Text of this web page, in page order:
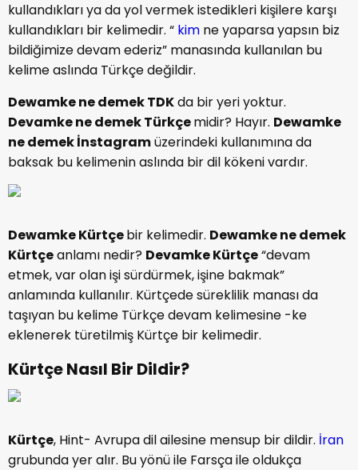
kullandıkları ya da yol vermek istedikleri kişilere karşı
kullandıkları bir kelimedir. “ kim ne yaparsa yapsın biz
bildiğimize devam ederiz” manasında kullanılan bu
kelime aslında Türkçe değildir.
Dewamke ne demek TDKda bir yeri yoktur.
Devamke ne demek Türkçemidir? Hayır. Dewamke
ne demek İnstagramüzerindeki kullanımına da
baksak bu kelimenin aslında bir dil kökeni vardır.
Dewamke Kürtçebir kelimedir. Dewamke ne demek
Kürtçeanlamı nedir? Devamke Kürtçe“devam
etmek, var olan işi sürdürmek, işine bakmak”
anlamında kullanılır. Kürtçede süreklilik manası da
taşıyan bu kelime Türkçe devam kelimesine -ke
eklenerek türetilmiş Kürtçe bir kelimedir.
Kürtçe Nasıl Bir Dildir?
Kürtçe, Hint- Avrupa dil ailesine mensup bir dildir. İran
grubunda yer alır. Bu yönü ile Farsça ile oldukça